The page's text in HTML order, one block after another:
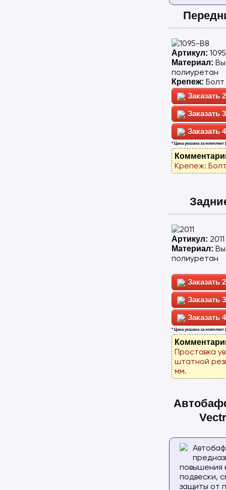
Артикул:
Материал:
полиуретан
Крепеж:
* Цена указана за
Крепеж:
Артикул: 2011
Материал:
полиуретан
* Цена указана за комплект
Проставка
штатной
мм.
повышения
подвески,
защиты от